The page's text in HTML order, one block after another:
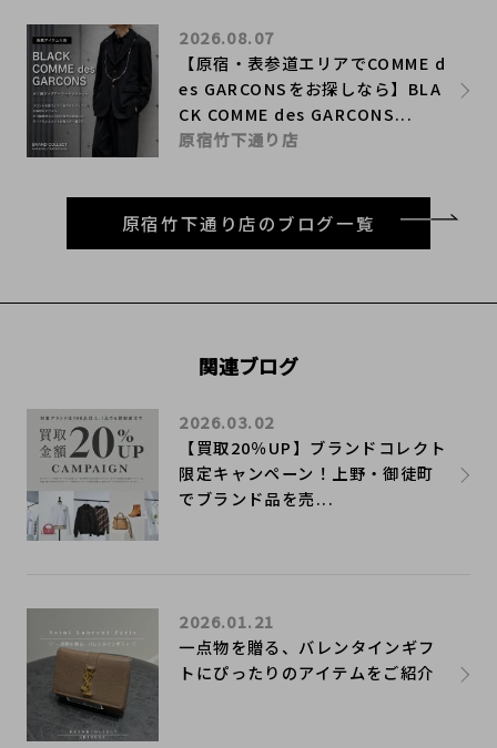
【原宿・表参道エリアでCOMME d
es GARCONSをお探しなら】BLA
CK COMME des GARCONS...
2026.08.07
原宿竹下通り店
原宿竹下通り店のブログ一覧
関連ブログ
【買取20％UP】ブランドコレクト
限定キャンペーン！上野・御徒町
でブランド品を売...
2026.03.02
一点物を贈る、バレンタインギフ
トにぴったりのアイテムをご紹介
2026.01.21